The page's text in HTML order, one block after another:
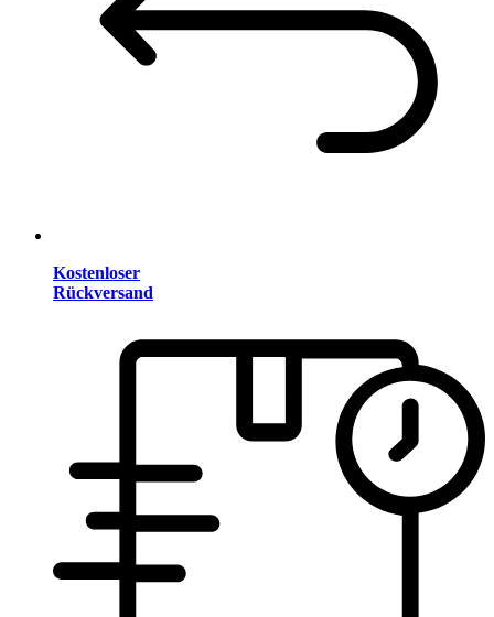
Kostenloser
Rückversand